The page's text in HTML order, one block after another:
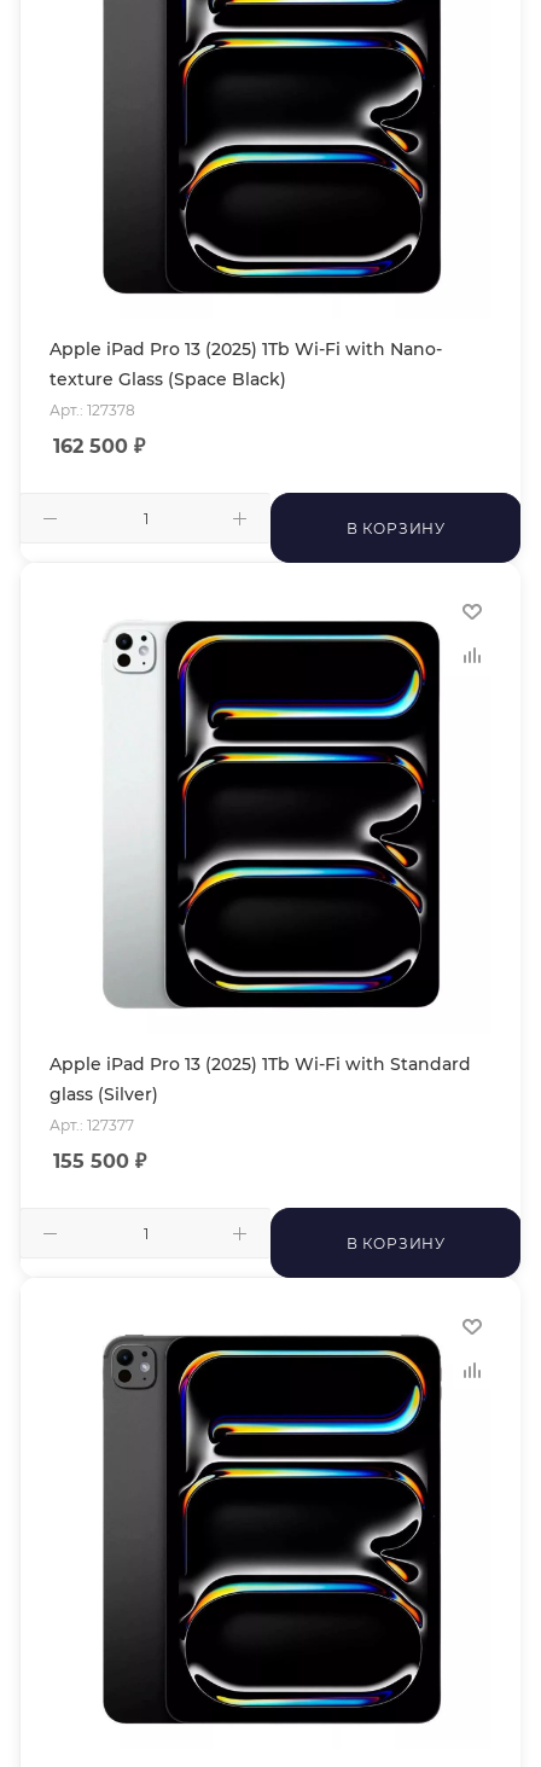
Apple iPad Pro 13 (2025) 1Tb Wi-Fi with Nano-
texture Glass (Space Black)
Арт.: 127378
162 500 ₽
В КОРЗИНУ
Apple iPad Pro 13 (2025) 1Tb Wi-Fi with Standard
glass (Silver)
Арт.: 127377
155 500 ₽
В КОРЗИНУ